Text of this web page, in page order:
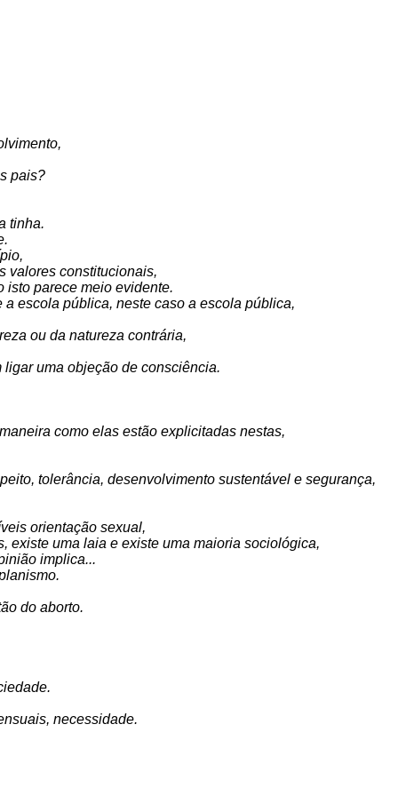
pais?
tinha.
valores constitucionais,
isto parece meio evidente.
escola pública, neste caso a escola pública,
ou da natureza contrária,
uma objeção de consciência.
como elas estão explicitadas nestas,
tolerância, desenvolvimento sustentável e segurança,
orientação sexual,
existe uma laia e existe uma maioria sociológica,
implica...
do aborto.
necessidade.